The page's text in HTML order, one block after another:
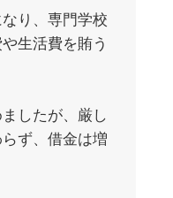
り、専門学校
生活費を賄う
したが、厳し
ず、借金は増